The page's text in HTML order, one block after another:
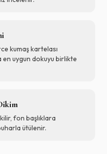
kumaş kartelası
en uygun dokuyu birlikte
fon başlıklara
ütülenir.